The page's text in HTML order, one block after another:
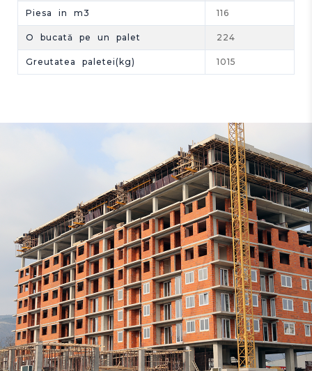
Piesa in m3 116
O bucată pe un palet 224
Greutatea paletei(kg) 1015